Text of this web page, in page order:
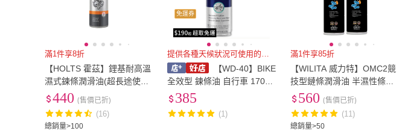
滿1件享8折
【HOLTS 霍茲】鋰基耐高溫
濕式鍊條潤滑油(超長途使用
防水防鏽 換檔順暢附著強 鏈
條油 重機 電動)
總銷量>100
440 (售價已折)
(16)
免運券
提供各種天候狀況可使用的潤滑劑
【WD-40】BIKE
全效型 鍊條油 自行車 170g
鏈條油 變速器 乾式鍊條油
哈家人
385
(1)
滿1件享85折
【WILITA 威力特】OMC2競
技型鏈條潤滑油 半濕性條油
(2入)
總銷量>50
560 (售價已折)
(11)